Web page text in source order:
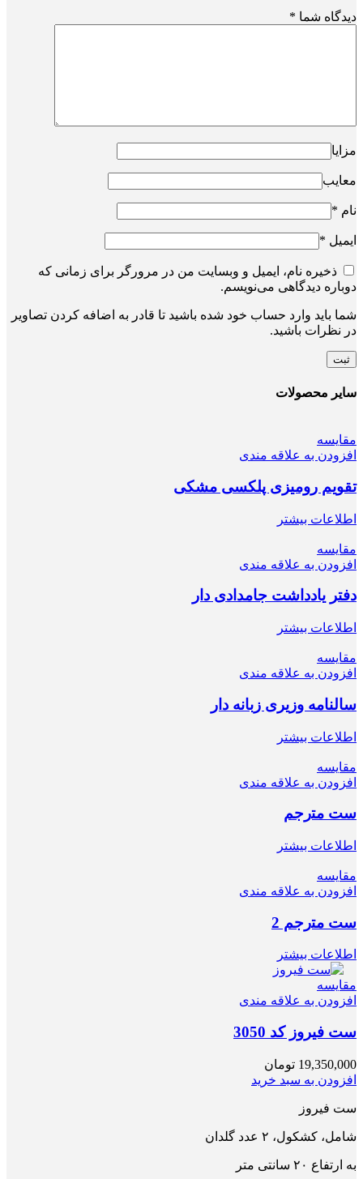
دیدگاه شما *
مزایا
معایب
نام *
ایمیل *
ذخیره نام، ایمیل و وبسایت من در مرورگر برای زمانی که
دوباره دیدگاهی می‌نویسم.
شما باید وارد حساب خود شده باشید تا قادر به اضافه کردن تصاویر
در نظرات باشید.
سایر محصولات
مقایسه
افزودن به علاقه مندی
تقویم رومیزی پلکسی مشکی
اطلاعات بیشتر
مقایسه
افزودن به علاقه مندی
دفتر یادداشت جامدادی دار
اطلاعات بیشتر
مقایسه
افزودن به علاقه مندی
سالنامه وزیری زبانه دار
اطلاعات بیشتر
مقایسه
افزودن به علاقه مندی
ﺳﺖ ﻣﺘرﺟﻢ
اطلاعات بیشتر
مقایسه
افزودن به علاقه مندی
ﺳﺖ ﻣﺘرﺟﻢ 2
اطلاعات بیشتر
مقایسه
افزودن به علاقه مندی
ست فیروز کد 3050
19,350,000 تومان
افزودن به سبد خرید
ست فیروز
شامل، کشکول، ۲ عدد گلدان
به ارتفاع ۲۰ سانتی متر